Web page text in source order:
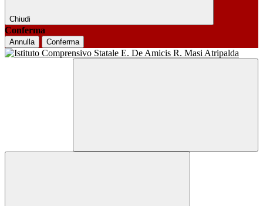
Chiudi
Conferma
Annulla Conferma